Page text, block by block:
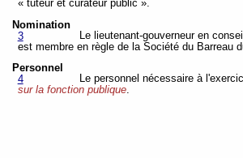
« tuteur et curateur public ».
Nomination
3
Le lieutenant-gouverneur en
est membre en règle de la Société du Barreau
Personnel
4
Le personnel nécessaire à
sur la fonction publique.